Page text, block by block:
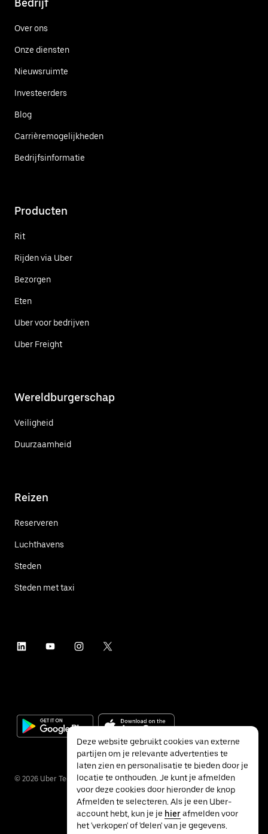
Bedrijf
Over ons
Onze diensten
Nieuwsruimte
Investeerders
Blog
Carrièremogelijkheden
Bedrijfsinformatie
Producten
Rit
Rijden via Uber
Bezorgen
Eten
Uber voor bedrijven
Uber Freight
Wereldburgerschap
Veiligheid
Duurzaamheid
Reizen
Reserveren
Luchthavens
Steden
Steden met taxi
© 2026 Uber Technologies Inc.
Deze website gebruikt cookies van externe
partijen om je relevante advertenties te
laten zien en personalisatie te bieden door je
locatie te onthouden. Je kunt je afmelden
voor deze cookies door hieronder de knop
Afmelden te selecteren. Als je een Uber-
account hebt, kun je je hierafmelden voor
het 'verkopen' of 'delen' van je gegevens.